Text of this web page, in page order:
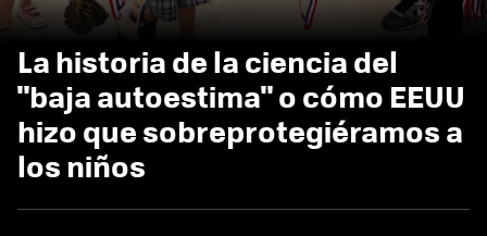
La historia de la ciencia del
"baja autoestima" o cómo EEUU
hizo que sobreprotegiéramos a
los niños